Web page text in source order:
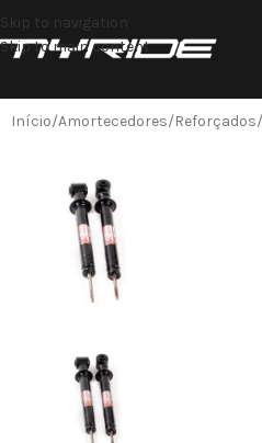
Skip to navigation
Skip to main content
Início Amortecedores Reforçados